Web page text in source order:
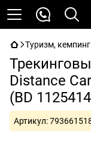
Туризм, кемпинг
Distance
(BD
Артикул: